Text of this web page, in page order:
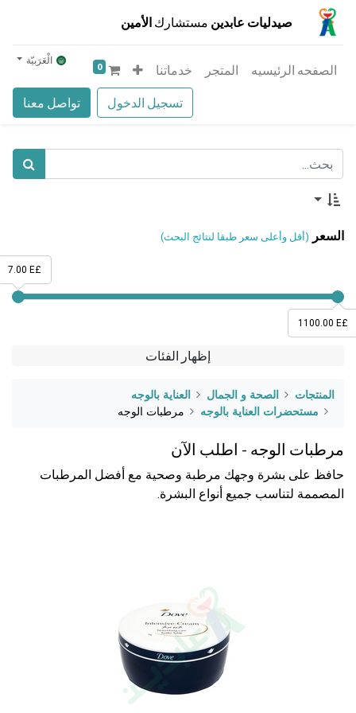
صيدليات عابدين مستشارك الأمين
تسجيل الدخول تواصل معنا
الصفحه الرئيسيه المتجر خدماتنا 0 الْعَرَبيّة
إظهار الفئات
السعر (أقل وأعلى سعر طبقا لنتائج البحث)
1100.00 E£
7.00 E£
المنتجات الصحة و الجمال
العناية بالوجه
مستحضرات العناية بالوجه
مرطبات الوجه
مرطبات الوجه - اطلب الآن
حافظ على بشرة وجهك مرطبة وصحية مع أفضل المرطبات
المصممة لتناسب جميع أنواع البشرة.